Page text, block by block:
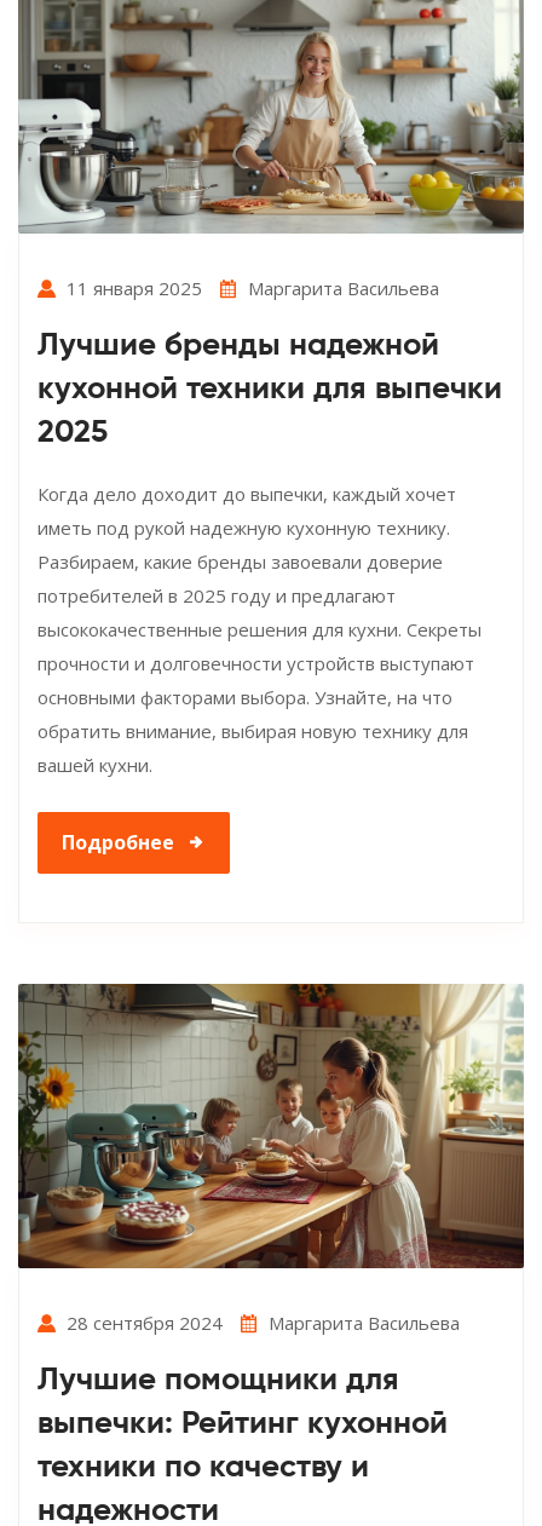
11 января 2025 Маргарита Васильева
Лучшие бренды надежной
кухонной техники для выпечки
2025
Когда дело доходит до выпечки, каждый хочет
иметь под рукой надежную кухонную технику.
Разбираем, какие бренды завоевали доверие
потребителей в 2025 году и предлагают
высококачественные решения для кухни. Секреты
прочности и долговечности устройств выступают
основными факторами выбора. Узнайте, на что
обратить внимание, выбирая новую технику для
вашей кухни.
Подробнее
28 сентября 2024 Маргарита Васильева
Лучшие помощники для
выпечки: Рейтинг кухонной
техники по качеству и
надежности